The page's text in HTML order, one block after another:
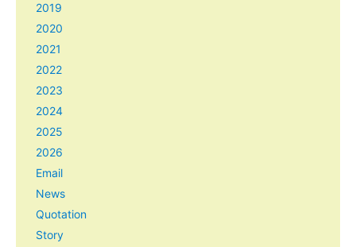
2019
2020
2021
2022
2023
2024
2025
2026
Email
News
Quotation
Story